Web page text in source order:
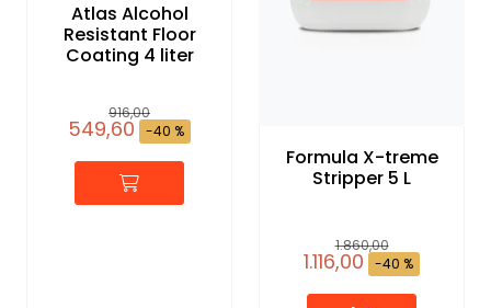
Atlas Alcohol
Resistant Floor
Coating 4 liter
916,00
549,60 -40 %
Formula X-treme
Stripper 5 L
1.860,00
1.116,00 -40 %